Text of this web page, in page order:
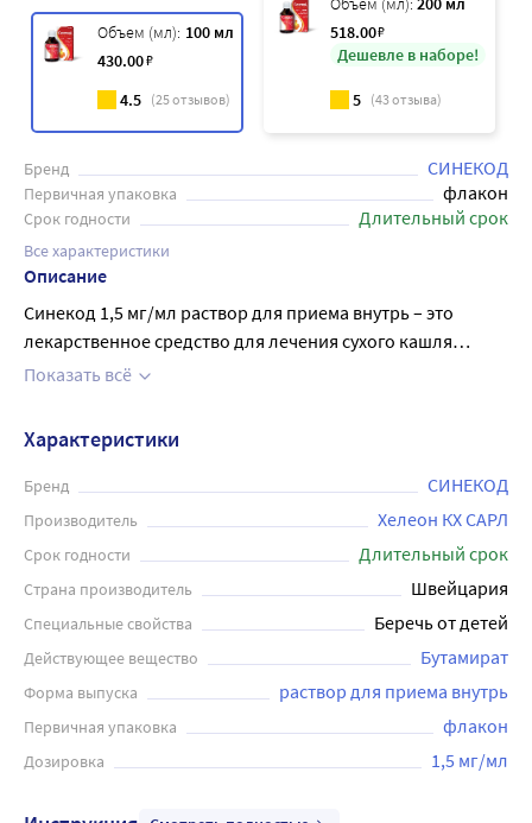
Объем (мл): 100 мл
430.00₽
4.5 (25отзывов)
518.00₽
Дешевле в наборе!
5 (43отзыва)
Бренд СИНЕКОД
Первичная упаковка флакон
Срок годности Длительный срок
Все характеристики
Описание
Синекод 1,5 мг/мл раствор для приема внутрь – это
лекарственное средство для лечения сухого кашля
различного происхождения у детей с 3-х лет и взрослых.
сахарозу и разрешён для применения у пациентов с
сахарным диабетом. Имеет ванильный вкус. Возможны
аллергические реакции, имеются противопоказания.
Перед применением рекомендуется
Показать всё
Характеристики
Бренд СИНЕКОД
Производитель Хелеон КХ САРЛ
Срок годности Длительный срок
Страна производитель Швейцария
Специальные свойства Беречь от детей
Действующее вещество Бутамират
Форма выпуска раствор для приема внутрь
Первичная упаковка флакон
Дозировка 1,5 мг/мл